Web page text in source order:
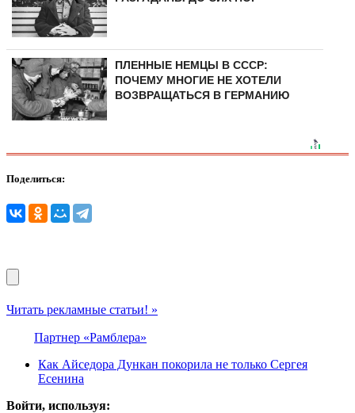
ПЛЕННЫЕ НЕМЦЫ В СССР:
ПОЧЕМУ МНОГИЕ НЕ ХОТЕЛИ
ВОЗВРАЩАТЬСЯ В ГЕРМАНИЮ
Поделиться:
Читать рекламные статьи! »
Партнер «Рамблера»
Как Айседора Дункан покорила не только Сергея
Есенина
Войти, используя: